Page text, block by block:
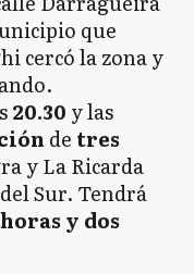
que
cercó la zona y
20.30 y las
de tres
y La Ricarda
Sur. Tendrá
y dos